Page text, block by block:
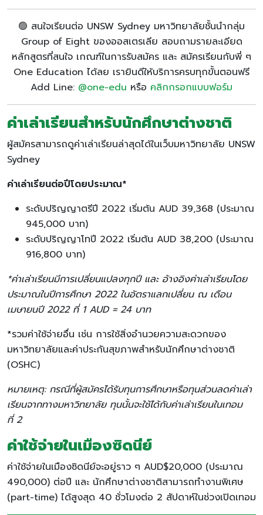
🟢 สนใจเรียนต่อ UNSW Sydney มหาวิทยาลัยชั้นนำกลุ่ม
Group of Eight ของออสเตรเลีย สอบถามรายละเอียด
หลักสูตรที่สนใจ เกณฑ์ในการรับสมัคร และ สมัครเรียนกับพี่ ๆ
One Education ได้ลย เรายินดีให้บริการครบทุกขั้นตอนฟรี
Add Line: @one-edu หรือ คลิกกรอกแบบฟอร์ม
ค่าเล่าเรียนสำหรับนักศึกษาต่างชาติ
ผู้สมัครสามารถดูค่าเล่าเรียนล่าสุดได้ในเว็บมหาวิทยาลัย UNSW
Sydney
ค่าเล่าเรียนต่อปีโดยประมาณ*
ระดับปริญญาตรีปี 2022 เริ่มต้น AUD 39,368 (ประมาณ
945,000 บาท)
ระดับปริญญาโทปี 2022 เริ่มต้น AUD 38,200 (ประมาณ
916,800 บาท)
*ค่าเล่าเรียนมีการเปลี่ยนแปลงทุกปี และ อ้างอิงค่าเล่าเรียนโดย
ประมาณในปีการศึกษา 2022 ในอัตราแลกเปลี่ยน ณ เดือน
เมษายนปี 2022 ที่ 1 AUD = 24 บาท
*รวมค่าใช้จ่ายอื่น เช่น การใช้สิ่งอำนวยความสะดวกของ
มหาวิทยาลัยและค่าประกันสุขภาพสำหรับนักศึกษาต่างชาติ
(OSHC)
หมายเหตุ: กรณีที่ผู้สมัครได้รับทุนการศึกษาหรือทุนส่วนลดค่าเล่า
เรียนจากทางมหาวิทยาลัย ทุนนั้นจะใช้ได้กับค่าเล่าเรียนในเทอม
ที่2
ค่าใช้จ่ายในเมืองซิดนีย์
ค่าใช้จ่ายในเมืองซิดนีย์จะอยู่ราว ๆ AUD$20,000 (ประมาณ
490,000) ต่อปี และ นักศึกษาต่างชาติสามารถทำงานพิเศษ
(part-time) ได้สูงสุด 40 ชั่วโมงต่อ 2 สัปดาห์ในช่วงเปิดเทอม